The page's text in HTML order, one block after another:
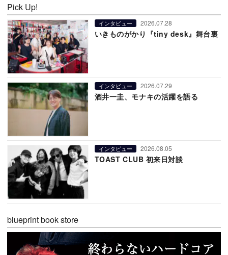
Pick Up!
インタビュー 2026.07.28
いきものがかり『tiny desk』舞台裏
インタビュー 2026.07.29
酒井一圭、モナキの活躍を語る
インタビュー 2026.08.05
TOAST CLUB 初来日対談
blueprint book store